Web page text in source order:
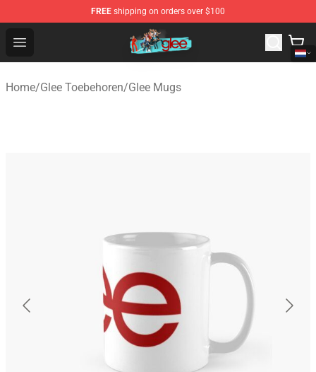
FREE shipping on orders over $100
Open menu
Glee Store - Official Glee Merchandise Shop
Home/Glee Toebehoren/Glee Mugs